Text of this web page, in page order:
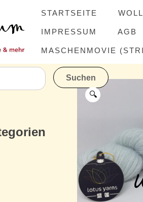
STARTSEITE
IMPRESSUM AGB
MASCHENMOVIE
🔍